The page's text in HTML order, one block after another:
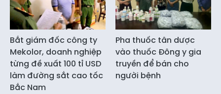
Bắt giám đốc công ty
Mekolor, doanh nghiệp
từng đề xuất 100 tỉ USD
làm đường sắt cao tốc
Bắc Nam
Pha thuốc tân dược
vào thuốc Đông y gia
truyền để bán cho
người bệnh